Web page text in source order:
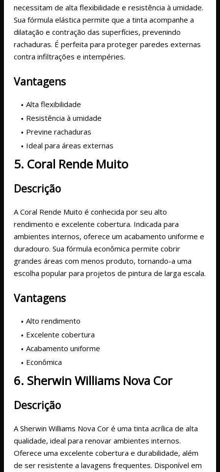
necessitam de alta flexibilidade e resistência à umidade.
Sua fórmula elástica permite que a tinta acompanhe a
dilatação e contração das superfícies, prevenindo
rachaduras. É perfeita para proteger paredes externas
contra infiltrações e intempéries.
Vantagens
Alta flexibilidade
Resistência à umidade
Previne rachaduras
Ideal para áreas externas
5. Coral Rende Muito
Descrição
A Coral Rende Muito é conhecida por seu alto
rendimento e excelente cobertura. Indicada para
ambientes internos, oferece um acabamento uniforme e
duradouro. Sua fórmula econômica permite cobrir
grandes áreas com menos produto, tornando-a uma
escolha popular para projetos de pintura de larga escala.
Vantagens
Alto rendimento
Excelente cobertura
Acabamento uniforme
Econômica
6. Sherwin Williams Nova Cor
Descrição
A Sherwin Williams Nova Cor é uma tinta acrílica de alta
qualidade, ideal para renovar ambientes internos.
Oferece uma excelente cobertura e durabilidade, além
de ser resistente a lavagens frequentes. Disponível em